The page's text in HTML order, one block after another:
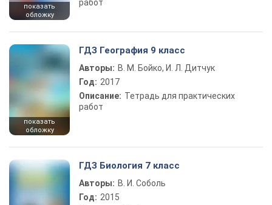
показать
обложку
работ
показать
обложку
ГДЗ География 9 класс
Авторы: В. М. Бойко, И. Л. Дитчук
Год: 2017
Описание: Тетрадь для практических
работ
ГДЗ Биология 7 класс
Авторы: В. И. Соболь
Год: 2015